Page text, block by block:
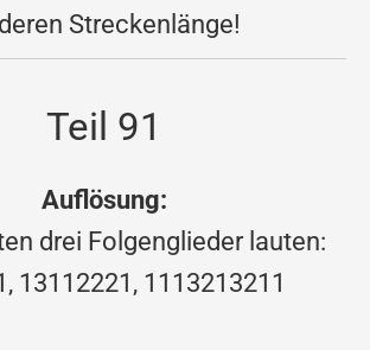
Streckenlänge!
Teil 91
Auflösung:
drei Folgenglieder lauten:
13112221, 1113213211